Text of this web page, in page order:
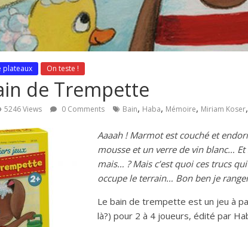
plateaux On teste !
de Trempette
5246 Views 0 Comments Bain, Haba, Mémoire, Miriam Koser,
Aaaah ! Marmot est couché et
mousse et un verre de vin blanc… Et
mais… ? Mais c’est quoi ces trucs
occupe le terrain… Bon ben je
Le bain de trempette est un jeu à
là?) pour 2 à 4 joueurs, édité par